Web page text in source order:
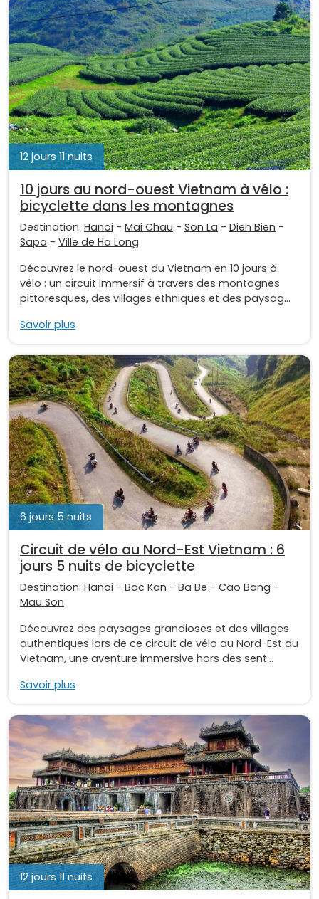
12 jours 11 nuits
10 jours au nord-ouest Vietnam à vélo :
bicyclette dans les montagnes
Destination: Hanoi - Mai Chau - Son La - Dien Bien -
Sapa - Ville de Ha Long
Découvrez le nord-ouest du Vietnam en 10 jours à
vélo : un circuit immersif à travers des montagnes
pittoresques, des villages ethniques et des paysag...
Savoir plus
6 jours 5 nuits
Circuit de vélo au Nord-Est Vietnam : 6
jours 5 nuits de bicyclette
Destination: Hanoi - Bac Kan - Ba Be - Cao Bang -
Mau Son
Découvrez des paysages grandioses et des villages
authentiques lors de ce circuit de vélo au Nord-Est du
Vietnam, une aventure immersive hors des sent...
Savoir plus
12 jours 11 nuits